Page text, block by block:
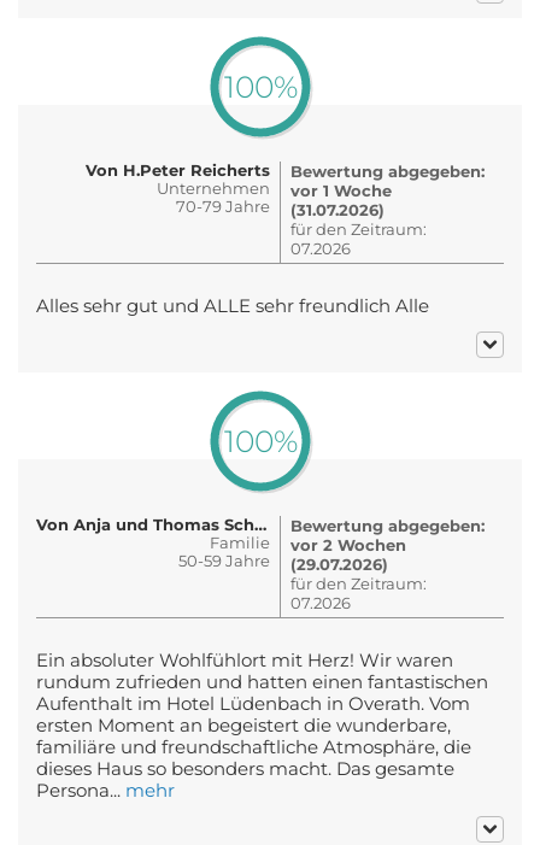
100%
Von H.Peter Reicherts
Unternehmen
70-79 Jahre
Bewertung abgegeben:
vor 1 Woche
(31.07.2026)
für den Zeitraum:
07.2026
Alles sehr gut und ALLE sehr freundlich Alle
100%
Von Anja und Thomas Schmalz
Familie
50-59 Jahre
Bewertung abgegeben:
vor 2 Wochen
(29.07.2026)
für den Zeitraum:
07.2026
Ein absoluter Wohlfühlort mit Herz! Wir waren
rundum zufrieden und hatten einen fantastischen
Aufenthalt im Hotel Lüdenbach in Overath. Vom
ersten Moment an begeistert die wunderbare,
familiäre und freundschaftliche Atmosphäre, die
dieses Haus so besonders macht. Das gesamte
Persona... mehr